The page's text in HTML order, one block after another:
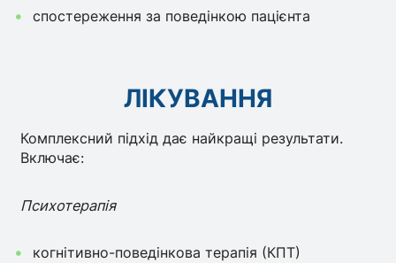
спостереження за поведінкою пацієнта
ЛІКУВАННЯ
Комплексний підхід дає найкращі результати.
Включає:
Психотерапія
когнітивно-поведінкова терапія (КПТ)